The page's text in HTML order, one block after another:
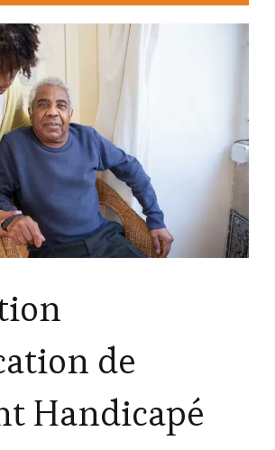
de
Handicapé